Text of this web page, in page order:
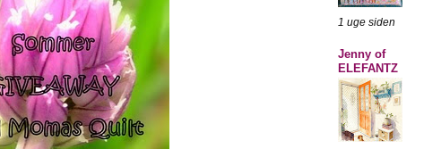
1 uge siden
Jenny of
ELEFANTZ